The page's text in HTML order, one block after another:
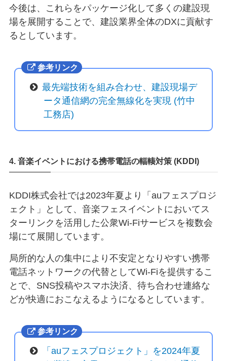
今後は、これらをパッケージ化して多くの建設現
場を展開することで、建設業界全体のDXに貢献す
るとしています。
参考リンク
最先端技術を組み合わせ、建設現場デ
ータ通信網の完全無線化を実現 (竹中
工務店)
4. 音楽イベントにおける携帯電話の輻輳対策 (KDDI)
KDDI株式会社では2023年夏より「auフェスプロジ
ェクト」として、音楽フェスイベントにおいてス
ターリンクを活用した公衆Wi-Fiサービスを複数会
場にて展開しています。
局所的な人の集中により不安定となりやすい携帯
電話ネットワークの代替としてWi-Fiを提供するこ
とで、SNS投稿やスマホ決済、待ち合わせ連絡な
どが快適におこなえるようになるとしています。
参考リンク
「auフェスプロジェクト」を2024年夏